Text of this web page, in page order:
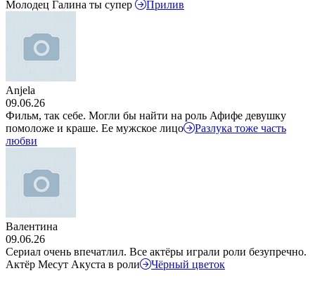
Молодец Галина ты супер
Прилив
Anjela
09.06.26
Фильм, так себе. Могли бы найти на роль Афифе девушку
помоложе и краше. Ее мужское лицо
Разлука тоже часть
любви
Валентина
09.06.26
Сериал очень впечатлил. Все актёры играли роли безупречно.
Актёр Месут Акуста в роли
Чёрный цветок